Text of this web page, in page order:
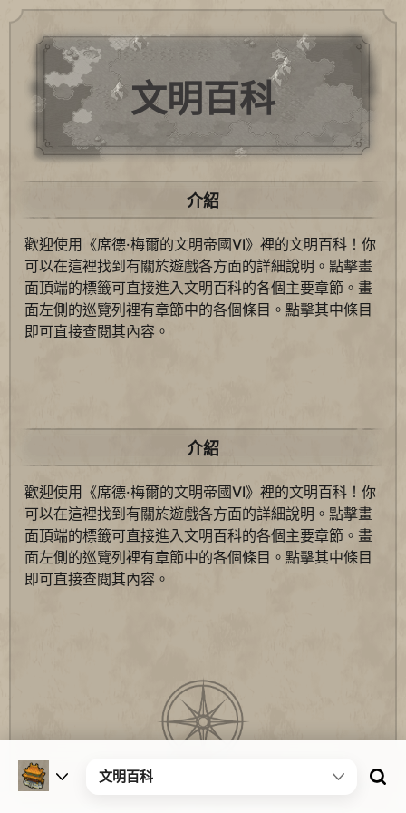
文明百科
介紹
歡迎使用《席德·梅爾的文明帝國VI》裡的文明百科！你
可以在這裡找到有關於遊戲各方面的詳細說明。點擊畫
面頂端的標籤可直接進入文明百科的各個主要章節。畫
面左側的巡覽列裡有章節中的各個條目。點擊其中條目
即可直接查閱其內容。
介紹
歡迎使用《席德·梅爾的文明帝國VI》裡的文明百科！你
可以在這裡找到有關於遊戲各方面的詳細說明。點擊畫
面頂端的標籤可直接進入文明百科的各個主要章節。畫
面左側的巡覽列裡有章節中的各個條目。點擊其中條目
即可直接查閱其內容。
文明百科